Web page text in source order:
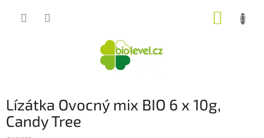
Lízátka Ovocný mix BIO 6 x 10g,
Candy Tree